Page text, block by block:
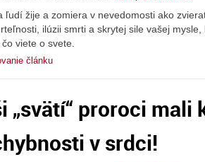
ľudí žije a zomiera v nevedomosti ako
ilúzii smrti a skrytej sile vašej
viete o svete.
článku
„svätí“ proroci mali
v srdci!